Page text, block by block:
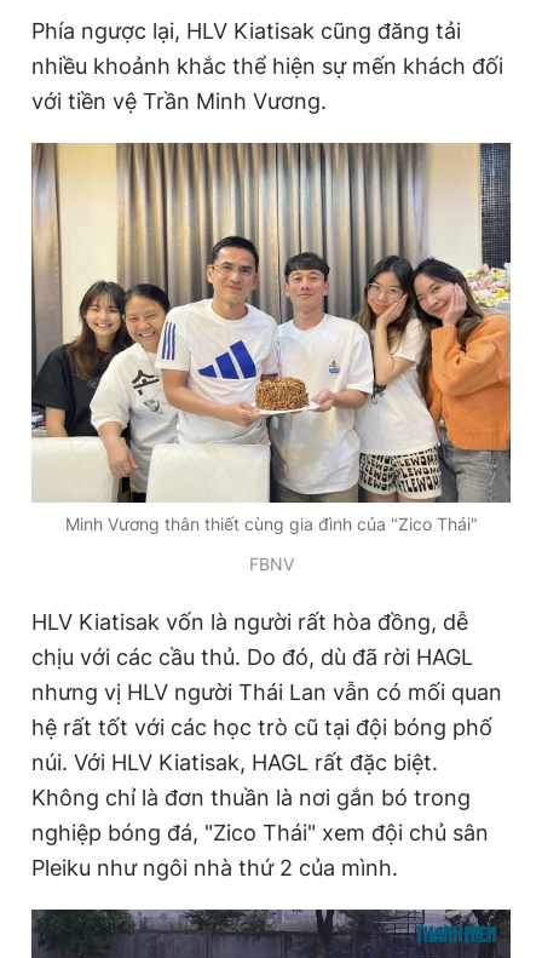
Phía ngược lại, HLV Kiatisak cũng đăng tải
nhiều khoảnh khắc thể hiện sự mến khách đối
với tiền vệ Trần Minh Vương.
Minh Vương thân thiết cùng gia đình của "Zico Thái"
FBNV
HLV Kiatisak vốn là người rất hòa đồng, dễ
chịu với các cầu thủ. Do đó, dù đã rời HAGL
nhưng vị HLV người Thái Lan vẫn có mối quan
hệ rất tốt với các học trò cũ tại đội bóng phố
núi. Với HLV Kiatisak, HAGL rất đặc biệt.
Không chỉ là đơn thuần là nơi gắn bó trong
nghiệp bóng đá, "Zico Thái" xem đội chủ sân
Pleiku như ngôi nhà thứ 2 của mình.